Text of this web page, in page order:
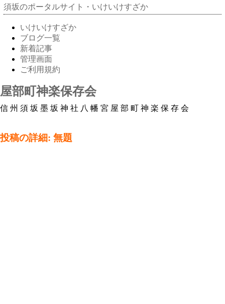
須坂のポータルサイト・いけいけすざか
いけいけすざか
ブログ一覧
新着記事
管理画面
ご利用規約
屋部町神楽保存会
信州須坂墨坂神社八幡宮屋部町神楽保存会
投稿の詳細: 無題